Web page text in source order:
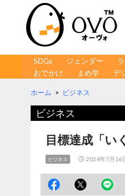
コンテンツへ移動
SDGs ジェンダー
おでかけ
まめ学 デ
ホーム > ビジネス
ビジネス
目標達成「い
ビジネス 2024年7月16